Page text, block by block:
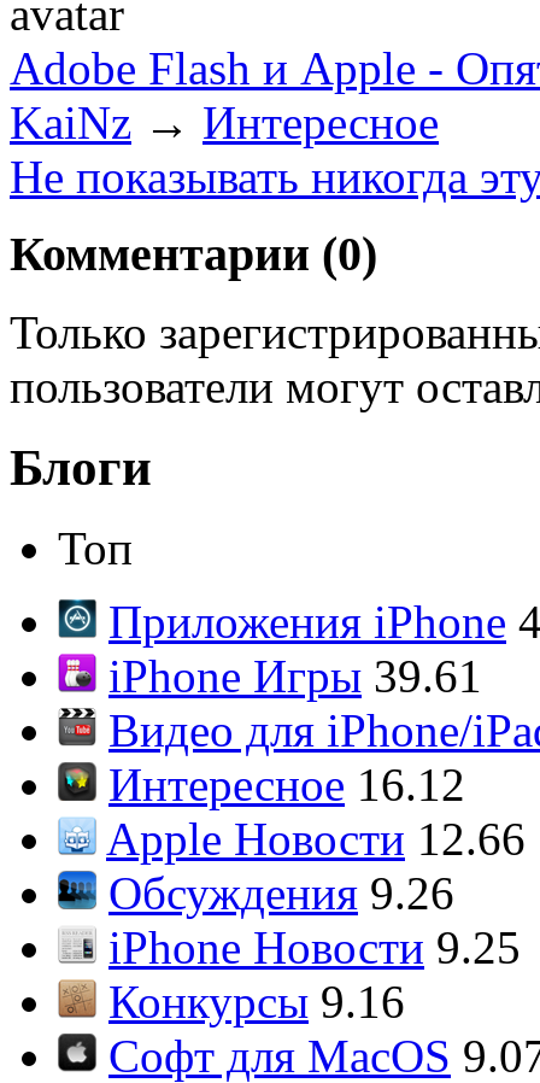
Adobe Flash и Apple -
KaiNz → Интересное
Не показывать никогда
Комментарии (0)
Только
пользователи могут
Блоги
Топ
Приложения iPhone
iPhone Игры 39.61
Видео для iPhone/
Интересное 16.12
Apple Новости 12.66
Обсуждения 9.26
iPhone Новости 9.25
Конкурсы 9.16
Софт для MacOS